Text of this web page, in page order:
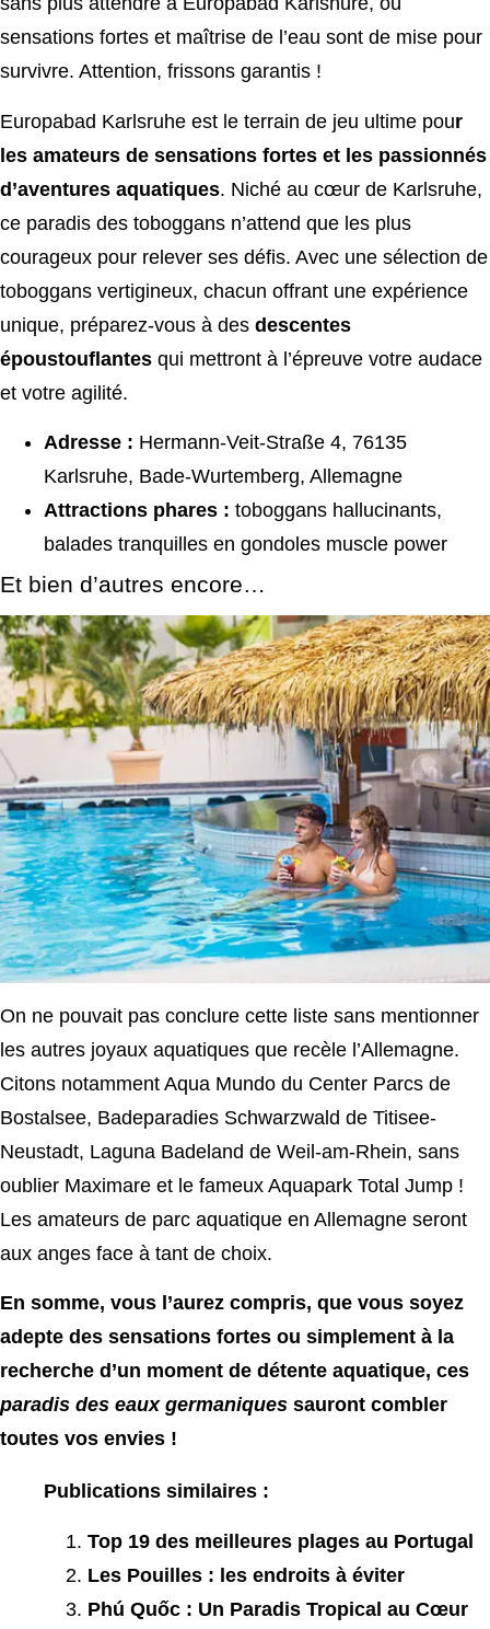
sensations fortes et maîtrise de l’eau sont de mise pour
survivre. Attention, frissons garantis !
Europabad Karlsruhe est le terrain de jeu ultime pour
les amateurs de sensations fortes et les passionnés
d’aventures aquatiques. Niché au cœur de Karlsruhe,
ce paradis des toboggans n’attend que les plus
courageux pour relever ses défis. Avec une sélection de
toboggans vertigineux, chacun offrant une expérience
unique, préparez-vous à des descentes
époustouflantes qui mettront à l’épreuve votre audace
et votre agilité.
Adresse : Hermann-Veit-Straße 4, 76135
Karlsruhe, Bade-Wurtemberg, Allemagne
Attractions phares : toboggans hallucinants,
balades tranquilles en gondoles muscle power
Et bien d’autres encore…
On ne pouvait pas conclure cette liste sans mentionner
les autres joyaux aquatiques que recèle l’Allemagne.
Citons notamment Aqua Mundo du Center Parcs de
Bostalsee, Badeparadies Schwarzwald de Titisee-
Neustadt, Laguna Badeland de Weil-am-Rhein, sans
oublier Maximare et le fameux Aquapark Total Jump !
Les amateurs de parc aquatique en Allemagne seront
aux anges face à tant de choix.
En somme, vous l’aurez compris, que vous soyez
adepte des sensations fortes ou simplement à la
recherche d’un moment de détente aquatique, ces
paradis des eaux germaniques sauront combler
toutes vos envies !
Publications similaires :
Top 19 des meilleures plages au Portugal
Les Pouilles : les endroits à éviter
Phú Quốc : Un Paradis Tropical au Cœur